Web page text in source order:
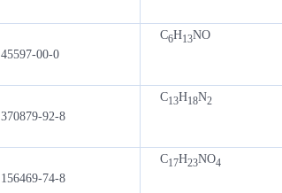
45597-00-0
C6H13NO
370879-92-8
C13H18N2
156469-74-8
C17H23NO4